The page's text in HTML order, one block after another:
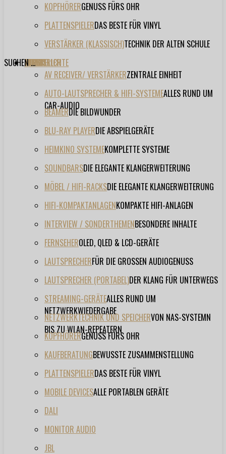
KOPFHÖRERGENUSS FÜRS OHR
PLATTENSPIELERDAS BESTE FÜR VINYL
VERSTÄRKER (KLASSISCH)TECHNIK DER ALTEN SCHULE
TESTBERICHTE
AV RECEIVER/ VERSTÄRKERZENTRALE EINHEIT
AUTO-LAUTSPRECHER & HIFI-SYSTEMEALLES RUND UM
CAR-AUDIO
BEAMERDIE BILDWUNDER
BLU-RAY PLAYERDIE ABSPIELGERÄTE
HEIMKINO SYSTEMEKOMPLETTE SYSTEME
SOUNDBARSDIE ELEGANTE KLANGERWEITERUNG
MÖBEL / HIFI-RACKSDIE ELEGANTE KLANGERWEITERUNG
HIFI-KOMPAKTANLAGENKOMPAKTE HIFI-ANLAGEN
INTERVIEW / SONDERTHEMENBESONDERE INHALTE
FERNSEHEROLED, QLED & LCD-GERÄTE
LAUTSPRECHERFÜR DIE GROSSEN AUDIOGENUSS
LAUTSPRECHER (PORTABEL)DER KLANG FÜR UNTERWEGS
STREAMING-GERÄTEALLES RUND UM
NETZWERKWIEDERGABE
NETZWERKTECHNIK UND SPEICHERVON NAS-SYSTEMN
BIS ZU WLAN-REPEATERN
KOPFHÖRERGENUSS FÜRS OHR
KAUFBERATUNGBEWUSSTE ZUSAMMENSTELLUNG
PLATTENSPIELERDAS BESTE FÜR VINYL
MOBILE DEVICESALLE PORTABLEN GERÄTE
FORUM
FILME
VIDEOS
HERSTELLER
DALI
MONITOR AUDIO
JBL
EVENT
SUCHEN ...